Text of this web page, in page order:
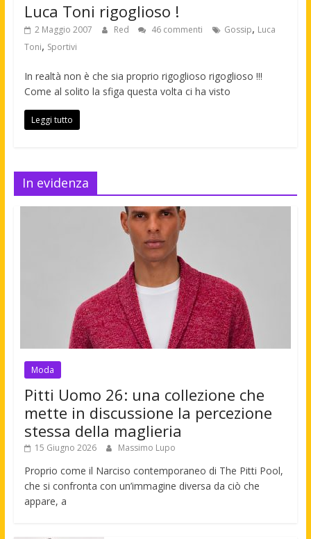
Luca Toni rigoglioso !
2 Maggio 2007 Red 46 commenti Gossip, Luca
Toni, Sportivi
In realtà non è che sia proprio rigoglioso rigoglioso !!!
Come al solito la sfiga questa volta ci ha visto
Leggi tutto
In evidenza
Moda
Pitti Uomo 26: una collezione che
mette in discussione la percezione
stessa della maglieria
15 Giugno 2026 Massimo Lupo
Proprio come il Narciso contemporaneo di The Pitti Pool,
che si confronta con un’immagine diversa da ciò che
appare, a